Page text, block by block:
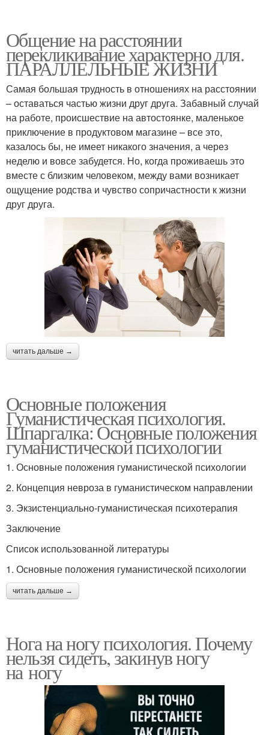
Общение на расстоянии
перекликивание характерно для.
ПАРАЛЛЕЛЬНЫЕ ЖИЗНИ
Самая большая трудность в отношениях на расстоянии
– оставаться частью жизни друг друга. Забавный случай
на работе, происшествие на автостоянке, маленькое
приключение в продуктовом магазине – все это,
казалось бы, не имеет никакого значения, а через
неделю и вовсе забудется. Но, когда проживаешь это
вместе с близким человеком, между вами возникает
ощущение родства и чувство сопричастности к жизни
друг друга.
читать дальше →
Основные положения
Гуманистическая психология.
Шпаргалка: Основные положения
гуманистической психологии
1. Основные положения гуманистической психологии
2. Концепция невроза в гуманистическом направлении
3. Экзистенциально-гуманистическая психотерапия
Заключение
Список использованной литературы
1. Основные положения гуманистической психологии
читать дальше →
Нога на ногу психология. Почему
нельзя сидеть, закинув ногу
на ногу